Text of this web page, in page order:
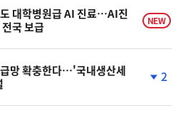
승
대학병원급 AI 진료…AI진
국 보급
NEW
망 확충한다…'국내생산세
2